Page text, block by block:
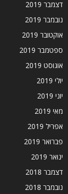
דצמבר 2019
נובמבר 2019
אוקטובר 2019
ספטמבר 2019
אוגוסט 2019
יולי 2019
יוני 2019
מאי 2019
אפריל 2019
פברואר 2019
ינואר 2019
דצמבר 2018
נובמבר 2018